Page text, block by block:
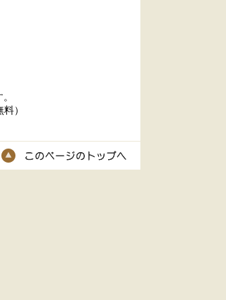
）